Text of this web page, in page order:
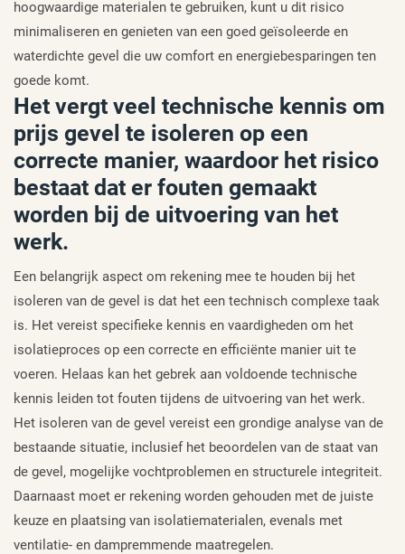
hoogwaardige materialen te gebruiken, kunt u dit risico
minimaliseren en genieten van een goed geïsoleerde en
waterdichte gevel die uw comfort en energiebesparingen ten
goede komt.
Het vergt veel technische kennis om
prijs gevel te isoleren op een
correcte manier, waardoor het risico
bestaat dat er fouten gemaakt
worden bij de uitvoering van het
werk.
Een belangrijk aspect om rekening mee te houden bij het
isoleren van de gevel is dat het een technisch complexe taak
is. Het vereist specifieke kennis en vaardigheden om het
isolatieproces op een correcte en efficiënte manier uit te
voeren. Helaas kan het gebrek aan voldoende technische
kennis leiden tot fouten tijdens de uitvoering van het werk.
Het isoleren van de gevel vereist een grondige analyse van de
bestaande situatie, inclusief het beoordelen van de staat van
de gevel, mogelijke vochtproblemen en structurele integriteit.
Daarnaast moet er rekening worden gehouden met de juiste
keuze en plaatsing van isolatiematerialen, evenals met
ventilatie- en dampremmende maatregelen.